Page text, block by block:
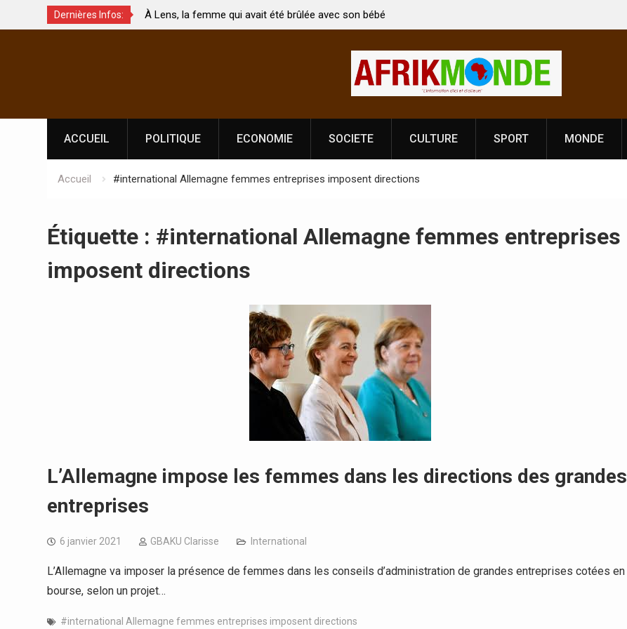
Dernières Infos:
touchés ?
À Lens, la femme qui avait été brûlée avec son bébé
par son mari est morte
Coopération: Le ministre Indien Kirti Vardhan Singh à
Abidjan pour la célébration de la Fête de
l’indépendance
ACCUEIL POLITIQUE ECONOMIE SOCIETE CULTURE SPORT MONDE
Accueil #international Allemagne femmes entreprises imposent directions
Étiquette : #international Allemagne femmes entreprises
imposent directions
L’Allemagne impose les femmes dans les directions des grandes
entreprises
6 janvier 2021 GBAKU Clarisse International
L’Allemagne va imposer la présence de femmes dans les conseils d’administration de grandes entreprises cotées en
bourse, selon un projet…
#international Allemagne femmes entreprises imposent directions